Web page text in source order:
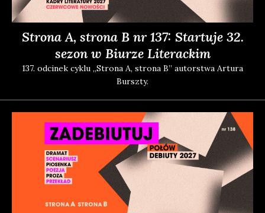
Strona A, strona B nr 137: Startuje 32.
sezon w Biurze Literackim
137. odci­nek cyklu „Stro­na A, stro­na B” autor­stwa Artu­ra
Bursz­ty.